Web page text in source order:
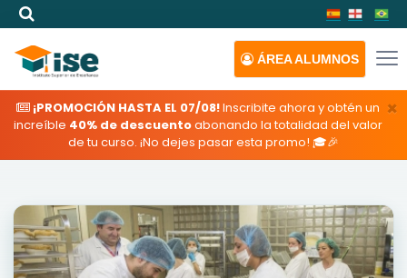
ÁREAALUMNOS
×
¡PROMOCIÓN HASTA EL 07/08!Inscribite ahora y obtén un
increíble 40% de descuentoabonando la totalidad del valor
de tu curso. ¡No dejes pasar esta promo! 🎓🎉